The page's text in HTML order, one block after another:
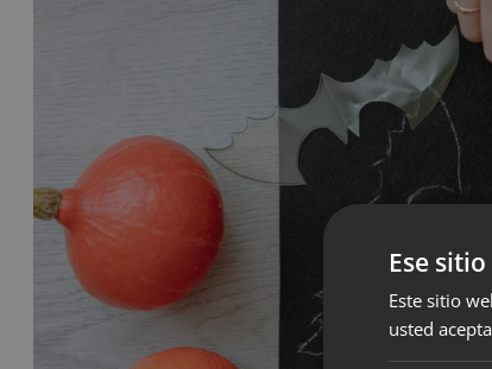
Ese
Este sitio
usted